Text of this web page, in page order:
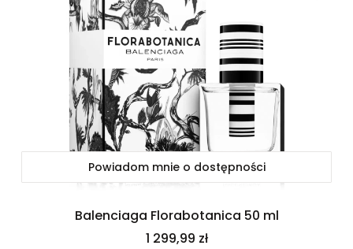
Powiadom mnie o dostępności
Balenciaga Florabotanica 50 ml
Cena
1 299,99 zł